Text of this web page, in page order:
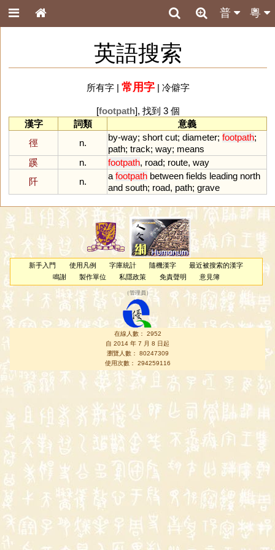
粵
普
英語搜索
所有字| 常用字| 冷僻字
[footpath], 找到 3 個
漢字
詞類
意義
徑
n.
by-way; short cut; diameter; footpath;
path; track; way; means
蹊
n. footpath, road; route, way
阡
n.
a footpath between fields leading north
and south; road, path; grave
新手入門 使用凡例 字庫統計 隨機漢字
最近被搜索的漢字
鳴謝
製作單位 私隱政策 免責聲明 意見簿
（管理員 ）
在線人數： 2952
自 2014 年 7 月 8 日起
瀏覽人數： 80247309
使用次數： 294259116